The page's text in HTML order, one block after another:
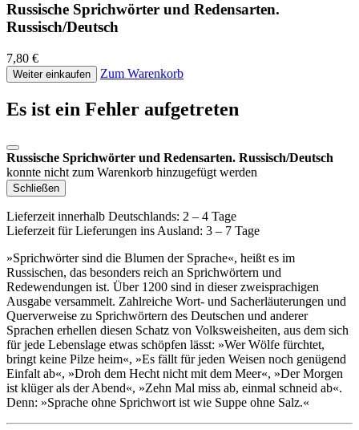
Russische Sprichwörter und Redensarten.
Russisch/Deutsch
7,80 €
Weiter einkaufen Zum Warenkorb
Es ist ein Fehler aufgetreten
Russische Sprichwörter und Redensarten. Russisch/Deutsch
konnte nicht zum Warenkorb hinzugefügt werden
Schließen
Lieferzeit innerhalb Deutschlands: 2 – 4 Tage
Lieferzeit für Lieferungen ins Ausland: 3 – 7 Tage
»Sprichwörter sind die Blumen der Sprache«, heißt es im
Russischen, das besonders reich an Sprichwörtern und
Redewendungen ist. Über 1200 sind in dieser zweisprachigen
Ausgabe versammelt. Zahlreiche Wort- und Sacherläuterungen und
Querverweise zu Sprichwörtern des Deutschen und anderer
Sprachen erhellen diesen Schatz von Volksweisheiten, aus dem sich
für jede Lebenslage etwas schöpfen lässt: »Wer Wölfe fürchtet,
bringt keine Pilze heim«, »Es fällt für jeden Weisen noch genügend
Einfalt ab«, »Droh dem Hecht nicht mit dem Meer«, »Der Morgen
ist klüger als der Abend«, »Zehn Mal miss ab, einmal schneid ab«.
Denn: »Sprache ohne Sprichwort ist wie Suppe ohne Salz.«